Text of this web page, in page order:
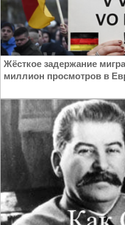
Жёсткое задержание
миллион просмотров в